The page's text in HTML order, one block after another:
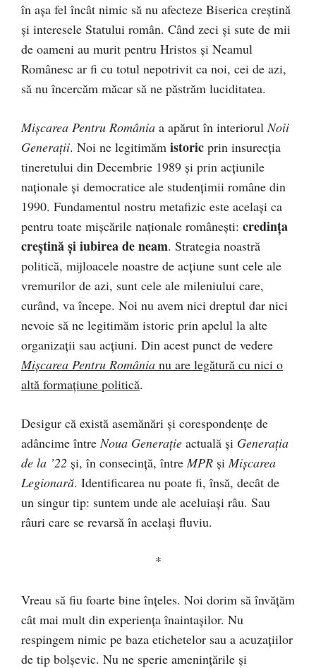
în așa fel încât nimic să nu afecteze Biserica creștină
și interesele Statului român. Când zeci și sute de mii
de oameni au murit pentru Hristos și Neamul
Românesc ar fi cu totul nepotrivit ca noi, cei de azi,
să nu încercăm măcar să ne păstrăm luciditatea.
Mișcarea Pentru România a apărut în interiorulNoii
Generații. Noi ne legitimăm istoric prin insurecția
tineretului din Decembrie 1989 și prin acțiunile
naționale și democratice ale studențimii române din
1990. Fundamentul nostru metafizic este același ca
pentru toate mișcările naționale românești: credința
creștină și iubirea de neam. Strategia noastră
politică, mijloacele noastre de acțiune sunt cele ale
vremurilor de azi, sunt cele ale mileniului care,
curând, va începe. Noi nu avem nici dreptul dar nici
nevoie să ne legitimăm istoric prin apelul la alte
organizații sau acțiuni. Din acest punct de vedere
Mișcarea Pentru România nu are legătură cu nici o
altă formațiune politică.
Desigur că există asemănări și corespondențe de
adâncime întreNoua Generație actuală și Generația
de la ’22 și, în consecință, între MPR și Mișcarea
Legionară. Identificarea nu poate fi, însă, decât de
un singur tip: suntem unde ale aceluiași râu. Sau
râuri care se revarsă în același fluviu.
*
Vreau să fiu foarte bine înțeles. Noi dorim să învățăm
cât mai mult din experiența înaintașilor. Nu
respingem nimic pe baza etichetelor sau a acuzațiilor
de tip bolșevic. Nu ne sperie amenințările și